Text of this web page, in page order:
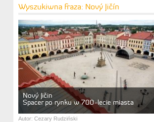
Wyszukiwna fraza: Nový Jičín
Nový Jičin
Spacer po rynku w 700-lecie miasta
Autor: Cezary Rudziński